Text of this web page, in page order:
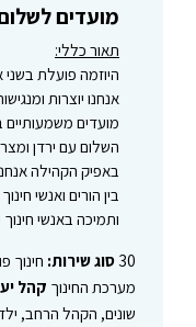
מועדים
תאור כללי:
היוזמה פועלת בשני
אנחנו יוצרות
מועדים משמעותיים
השלום עם ירדן
באפיק הקהילה
בין הורים ואנשי
ותמיכה באנשי
30 סוג שירות: חינוך
מערכת החינוך קהל
שונים, הקהל הרחב,